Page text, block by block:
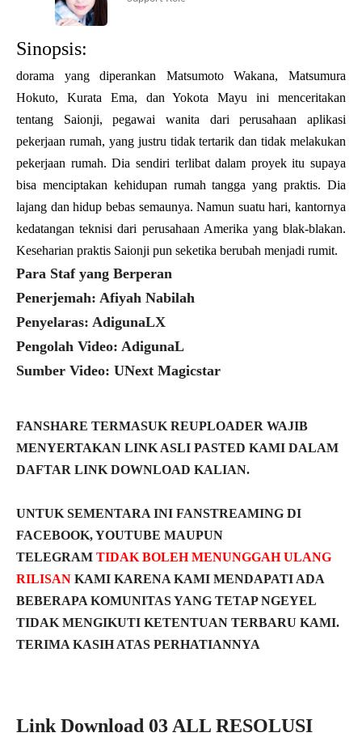
Sinopsis:
dorama yang diperankan Matsumoto Wakana, Matsumura
Hokuto, Kurata Ema, dan Yokota Mayu ini menceritakan
tentang Saionji, pegawai wanita dari perusahaan aplikasi
pekerjaan rumah, yang justru tidak tertarik dan tidak melakukan
pekerjaan rumah. Dia sendiri terlibat dalam proyek itu supaya
bisa menciptakan kehidupan rumah tangga yang praktis. Dia
lajang dan hidup bebas semaunya. Namun suatu hari, kantornya
kedatangan teknisi dari perusahaan Amerika yang blak-blakan.
Keseharian praktis Saionji pun seketika berubah menjadi rumit.
Para Staf yang Berperan
Penerjemah: Afiyah Nabilah
Penyelaras: AdigunaLX
Pengolah Video: AdigunaL
Sumber Video: UNext Magicstar
FANSHARE TERMASUK REUPLOADER WAJIB
MENYERTAKAN LINK ASLI PASTED KAMI DALAM
DAFTAR LINK DOWNLOAD KALIAN.
UNTUK SEMENTARA INI FANSTREAMING DI
FACEBOOK, YOUTUBE MAUPUN
TELEGRAM TIDAK BOLEH MENUNGGAH ULANG
RILISAN KAMI KARENA KAMI MENDAPATI ADA
BEBERAPA KOMUNITAS YANG TETAP NGEYEL
TIDAK MENGIKUTI KETENTUAN TERBARU KAMI.
TERIMA KASIH ATAS PERHATIANNYA
Link Download 03 ALL RESOLUSI